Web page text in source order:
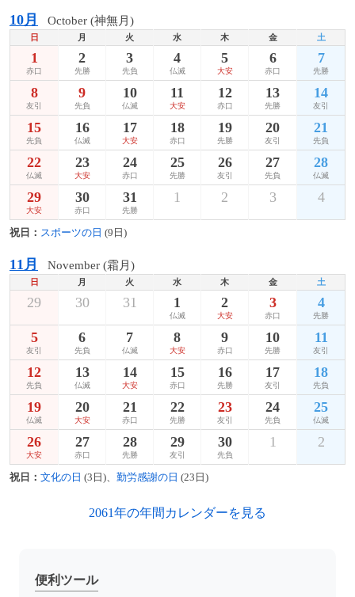
10月 October (神無月)
日 月 火 水 木 金 土
1
赤口
2
先勝
3
先負
4
仏滅
5
大安
6
赤口
7
先勝
8
友引
9
先負
10
仏滅
11
大安
12
赤口
13
先勝
14
友引
15
先負
16
仏滅
17
大安
18
赤口
19
先勝
20
友引
21
先負
22
仏滅
23
大安
24
赤口
25
先勝
26
友引
27
先負
28
仏滅
29
大安
30
赤口
31
先勝
1 2 3 4
祝日： スポーツの日 (9日)
11月 November (霜月)
日 月 火 水 木 金 土
29 30 31 1
仏滅
2
大安
3
赤口
4
先勝
5
友引
6
先負
7
仏滅
8
大安
9
赤口
10
先勝
11
友引
12
先負
13
仏滅
14
大安
15
赤口
16
先勝
17
友引
18
先負
19
仏滅
20
大安
21
赤口
22
先勝
23
友引
24
先負
25
仏滅
26
大安
27
赤口
28
先勝
29
友引
30
先負
1 2
祝日： 文化の日 (3日)、 勤労感謝の日 (23日)
2061年の年間カレンダーを見る
便利ツール